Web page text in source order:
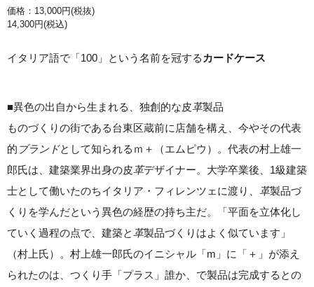
価格：13,000円(税抜)
14,300円(税込)
イタリア語で「100」という名前を冠する カードケース
■異色の出自から生まれる、独創的な皮革製品
ものづくりの街である台東区蔵前に店舗を構え、今やその代表
的 ブランドとして知られるｍ＋（エムピウ）。代表の村上雄一
郎氏は、建築業界出身の皮革デザイナー。大学卒業後、1級建築
士として働いたのちイタリア・フィレンツェに渡り、 革製品づ
くりを学んだという異色の経歴の持ち主だ。「平面を立体化し
ていく過程の点で、建築と革製品づくりはよく似ています」
（村上氏）。村上雄一郎氏のイニシャル「m」に「＋」が添え
られたのは、つくり手「プラス」誰か、で製品は完成するとの